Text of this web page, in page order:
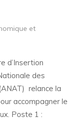
et
d’Insertion
des
relance la
accompagner le
Poste 1 :